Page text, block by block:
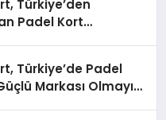
Türkiye’den
Padel Kort
Türkiye’de Padel
Markası Olmayı